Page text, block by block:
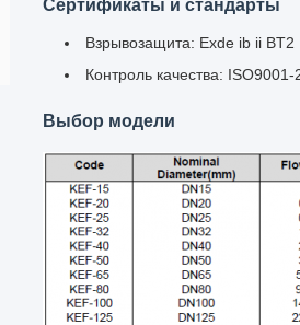
Сертификаты и стандарты
Взрывозащита: Exde ib ii BT2
Контроль качества: ISO9001-
Выбор модели